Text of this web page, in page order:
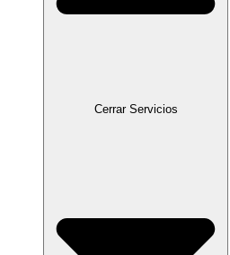
Cerrar Servicios